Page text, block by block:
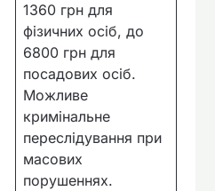
1360 грн для
фізичних осіб, до
6800 грн для
посадових осіб.
Можливе
кримінальне
переслідування при
масових
порушеннях.